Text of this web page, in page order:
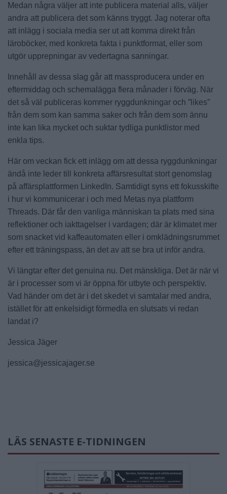
Medan några väljer att inte publicera material alls, väljer
andra att publicera det som känns tryggt. Jag noterar ofta
att inlägg i sociala media ser ut att komma direkt från
läroböcker, med konkreta fakta i punktformat, eller som
utgör upprepningar av vedertagna sanningar.
Innehåll av dessa slag går att massproducera under en
eftermiddag och schemalägga flera månader i förväg. När
det så väl publiceras kommer ryggdunkningar och ”likes”
från dem som kan samma saker och från dem som ännu
inte kan lika mycket och suktar tydliga punktlistor med
enkla tips.
Här om veckan fick ett inlägg om att dessa ryggdunkningar
ändå inte leder till konkreta affärsresultat stort genomslag
på affärsplattformen LinkedIn. Samtidigt syns ett fokusskifte
i hur vi kommunicerar i och med Metas nya plattform
Threads. Där får den vanliga människan ta plats med sina
reflektioner och iakttagelser i vardagen; där är klimatet mer
som snacket vid kaffeautomaten eller i omklädningsrummet
efter ett träningspass, än det av att se bra ut inför andra.
Vi längtar efter det genuina nu. Det mänskliga. Det är när vi
är i processer som vi är öppna för utbyte och perspektiv.
Vad händer om det är i det skedet vi samtalar med andra,
istället för att enkelsidigt förmedla en slutsats vi redan
landat i?
Jessica Jäger
jessica@jessicajager.se
LÄS SENASTE E-TIDNINGEN